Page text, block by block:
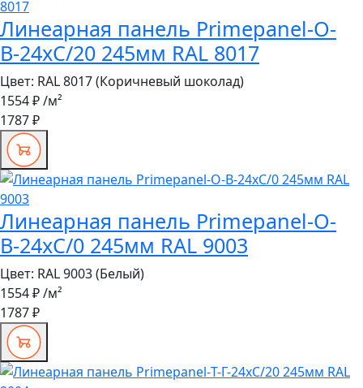
Линеарная панель Primepanel-О-
В-24хС/20 245мм RAL 8017
Цвет: RAL 8017 (Коричневый шоколад)
1554 ₽/м²
1787 ₽
Линеарная панель Primepanel-О-
В-24хС/0 245мм RAL 9003
Цвет: RAL 9003 (Белый)
1554 ₽/м²
1787 ₽